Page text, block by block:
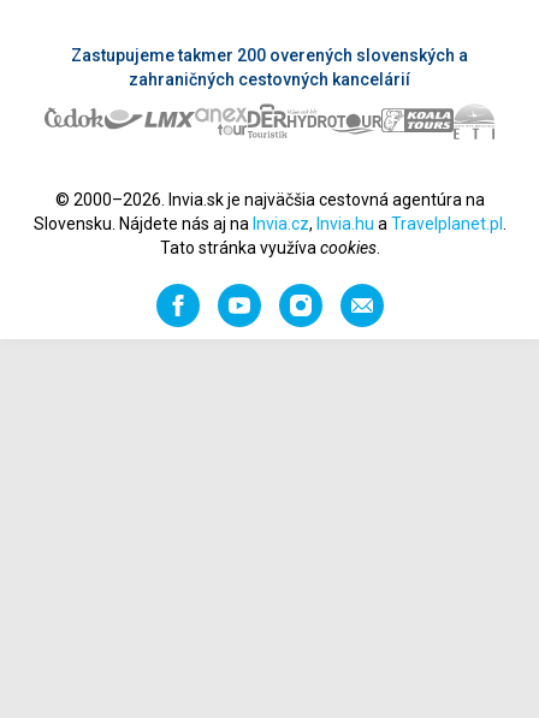
Zastupujeme takmer 200 overených slovenských a
zahraničných cestovných kancelárií
© 2000–2026. Invia.sk je najväčšia cestovná agentúra na
Slovensku. Nájdete nás aj na Invia.cz, Invia.hu a Travelplanet.pl
Tato stránka využíva cookies.
FacebookYouTubeInstagramOdporučiť